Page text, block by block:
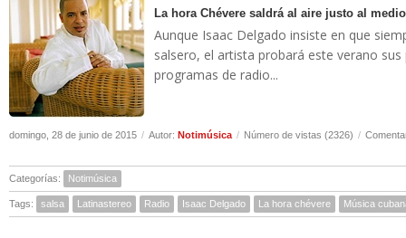
La hora Chévere saldrá al aire justo al
Aunque Isaac Delgado insiste en que
salsero, el artista probará este verano
programas de radio...
domingo, 28 de junio de 2015 / Autor: Notimúsica / Número de vistas (2326) /
Categorías: Notimúsica
Tags: salsa Latinastereo Radio Isaac Delgado La hora chévere Música